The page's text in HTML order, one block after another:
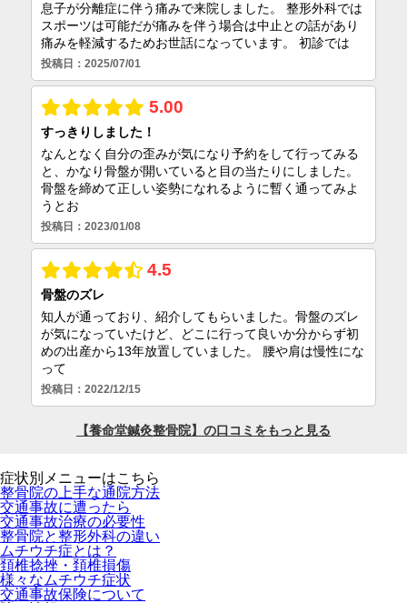
症状別メニューはこちら
整骨院の上手な通院方法
交通事故に遭ったら
交通事故治療の必要性
整骨院と整形外科の違い
ムチウチ症とは？
頚椎捻挫・頚椎損傷
様々なムチウチ症状
交通事故保険について